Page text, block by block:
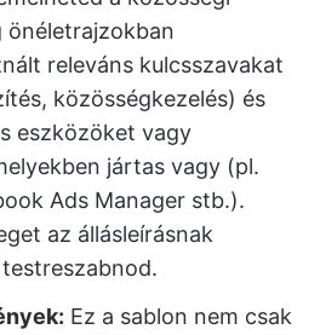
önéletrajzokban
releváns kulcsszavakat
közösségkezelés) és
eszközöket vagy
jártas vagy (pl.
Ads Manager stb.).
az állásleírásnak
Ez a sablon nem csak